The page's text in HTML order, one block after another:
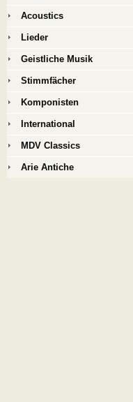
Acoustics
Lieder
Geistliche Musik
Stimmfächer
Komponisten
International
MDV Classics
Arie Antiche